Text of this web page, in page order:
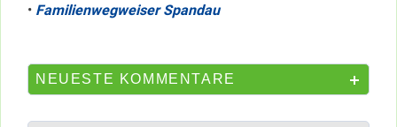
• Familienwegweiser Spandau
NEUESTE KOMMENTARE